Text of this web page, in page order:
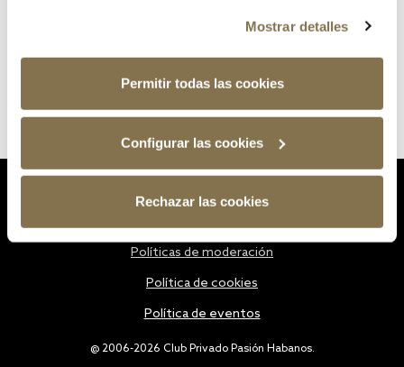
Mostrar detalles
Permitir todas las cookies
Configurar las cookies
Rechazar las cookies
@ 2006-2026 Club Privado Pasión Habanos.
Políticas de moderación
Política de cookies
Política de eventos